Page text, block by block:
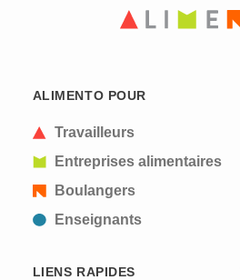
submissions.
ALIMENTO POUR
Travailleurs
Entreprises alimentaires
Boulangers
Enseignants
LIENS RAPIDES